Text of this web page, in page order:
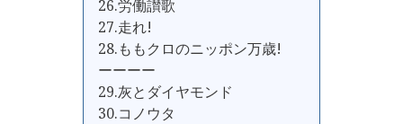
26.労働讃歌
27.走れ!
28.ももクロのニッポン万歳!
ーーーー
29.灰とダイヤモンド
30.コノウタ